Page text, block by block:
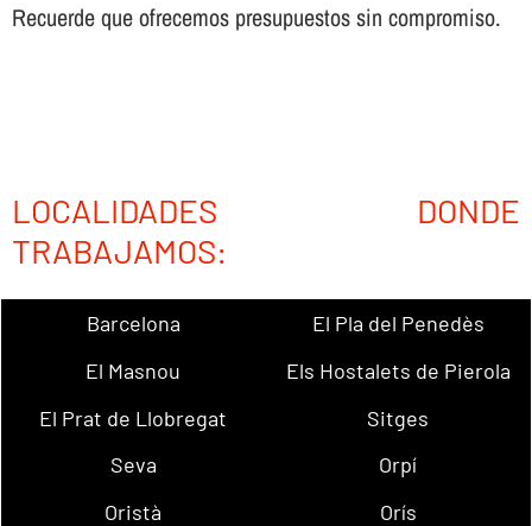
Recuerde que ofrecemos presupuestos sin compromiso.
LOCALIDADES DONDE
TRABAJAMOS:
Barcelona
El Pla del Penedès
El Masnou
Els Hostalets de Pierola
El Prat de Llobregat
Sitges
Seva
Orpí
Oristà
Orís